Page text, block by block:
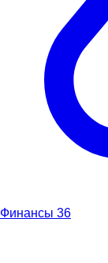
Финансы 36